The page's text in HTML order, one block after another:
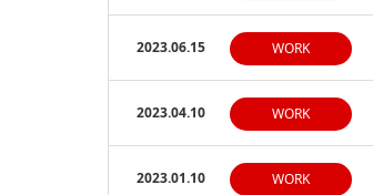
2023.06.15 WORK
2023.04.10 WORK
2023.01.10 WORK